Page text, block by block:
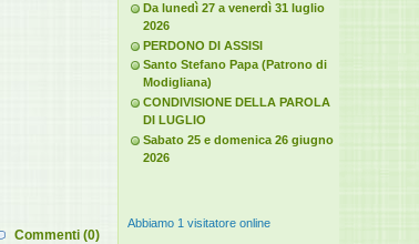
Commenti (0)
Da lunedì 27 a venerdì 31 luglio
2026
PERDONO DI ASSISI
Santo Stefano Papa (Patrono di
Modigliana)
CONDIVISIONE DELLA PAROLA
DI LUGLIO
Sabato 25 e domenica 26 giugno
2026
Abbiamo 1 visitatore online